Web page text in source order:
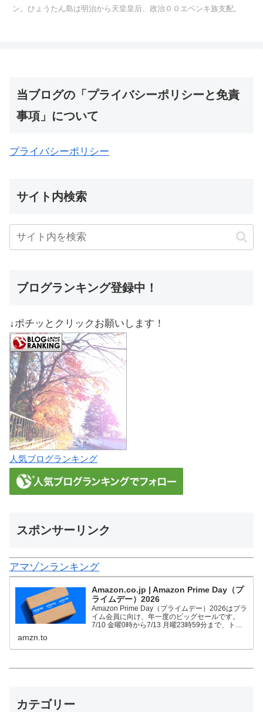
ン。ひょうたん島は明治から天皇皇后、政治００エベンキ族支配。
当ブログの「プライバシーポリシーと免責
事項」について
プライバシーポリシー
サイト内検索
ブログランキング登録中！
↓ポチッとクリックお願いします！
人気ブログランキング
スポンサーリンク
アマゾンランキング
Amazon.co.jp | Amazon Prime Day（プ
ライムデー）2026
Amazon Prime Day（プライムデー）2026はプラ
イム会員に向け、年一度のビッグセールです。
7/10 金曜0時から7/13 月曜23時59分まで、トッ
amzn.to
カテゴリー